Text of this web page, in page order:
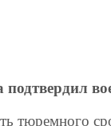
тюремного